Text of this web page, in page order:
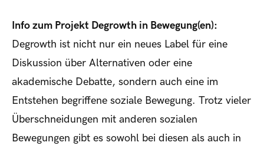
Info zum Projekt Degrowth in Bewegung(en):
Degrowth ist nicht nur ein neues Label für eine
Diskussion über Alternativen oder eine
akademische Debatte, sondern auch eine im
Entstehen begriffene soziale Bewegung. Trotz vieler
Überschneidungen mit anderen sozialen
Bewegungen gibt es sowohl bei diesen als auch in